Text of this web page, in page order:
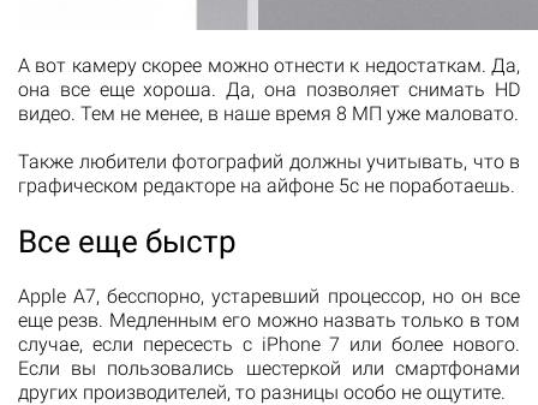
А вот камеру скорее можно отнести к недостаткам. Да,
она все еще хороша. Да, она позволяет снимать HD
видео. Тем не менее, в наше время 8 МП уже маловато.
Также любители фотографий должны учитывать, что в
графическом редакторе на айфоне 5с не поработаешь.
Все еще быстр
Apple A7, бесспорно, устаревший процессор, но он все
еще резв. Медленным его можно назвать только в том
случае, если пересесть с iPhone 7 или более нового.
Если вы пользовались шестеркой или смартфонами
других производителей, то разницы особо не ощутите.